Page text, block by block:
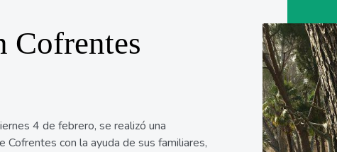
Cofrentes
4 de febrero, se realizó una
Cofrentes con la ayuda de sus familiares,